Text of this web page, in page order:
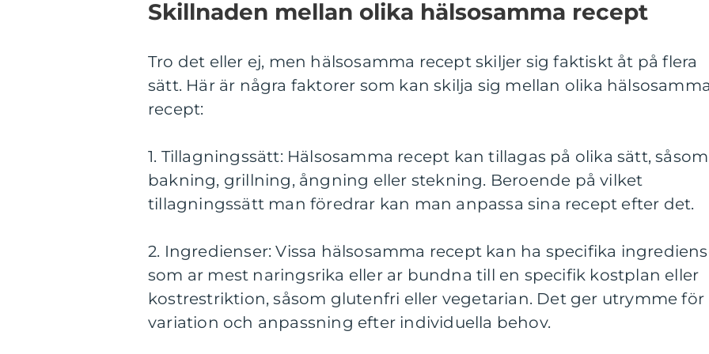
Skillnaden mellan olika hälsosamma recept
Tro det eller ej, men hälsosamma recept skiljer sig faktiskt åt på flera
sätt. Här är några faktorer som kan skilja sig mellan olika
recept:
1. Tillagningssätt: Hälsosamma recept kan tillagas på olika sätt, såsom
bakning, grillning, ångning eller stekning. Beroende på vilket
tillagningssätt man föredrar kan man anpassa sina recept efter det.
2. Ingredienser: Vissa hälsosamma recept kan ha specifika
som ar mest naringsrika eller ar bundna till en specifik kostplan eller
kostrestriktion, såsom glutenfri eller vegetarian. Det ger utrymme för
variation och anpassning efter individuella behov.